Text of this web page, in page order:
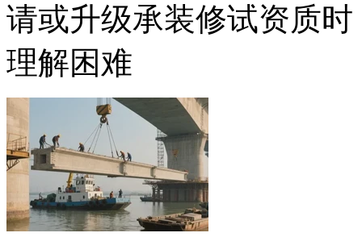
请或升级承装修试资质
理解困难